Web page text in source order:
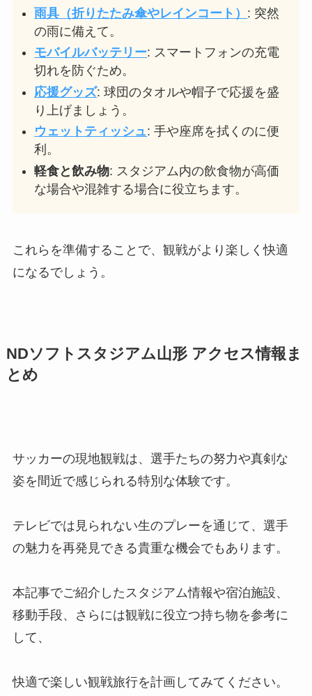
雨具（折りたたみ傘やレインコート） : 突然
の雨に備えて。
モバイルバッテリー: スマートフォンの充電
切れを防ぐため。
応援グッズ: 球団のタオルや帽子で応援を盛
り上げましょう。
ウェットティッシュ: 手や座席を拭くのに便
利。
軽食と飲み物: スタジアム内の飲食物が高価
な場合や混雑する場合に役立ちます。
これらを準備することで、観戦がより楽しく快適
になるでしょう。
NDソフトスタジアム山形アクセス情報ま
とめ
サッカーの現地観戦は、選手たちの努力や真剣な
姿を間近で感じられる特別な体験です。
テレビでは見られない生のプレーを通じて、選手
の魅力を再発見できる貴重な機会でもあります。
本記事でご紹介したスタジアム情報や宿泊施設、
移動手段、さらには観戦に役立つ持ち物を参考に
して、
快適で楽しい観戦旅行を計画してみてください。